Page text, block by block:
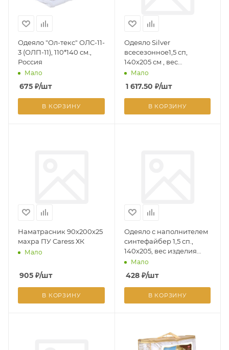
Одеяло "Ол-текс" ОЛС-11-
3 (ОЛП-11), 110*140 см.,
Россия
Мало
675 ₽/шт
В КОРЗИНУ
Одеяло Silver
всесезонное1,5 сп,
140х205 см , вес
наполнителя 220г/кв.м
Мало
1 617.50 ₽/шт
В КОРЗИНУ
Наматрасник 90х200х25
махра ПУ Caress ХК
Мало
905 ₽/шт
В КОРЗИНУ
Одеяло с наполнителем
синтефайбер 1,5 сп.,
140x205, вес изделия
0,650 кг
Мало
428₽/шт
В КОРЗИНУ